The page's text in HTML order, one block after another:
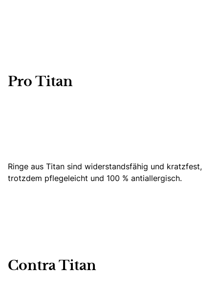
Pro Titan
Ringe aus Titan sind widerstandsfähig und kratzfest,
trotzdem pflegeleicht und 100 % antiallergisch.
Contra Titan